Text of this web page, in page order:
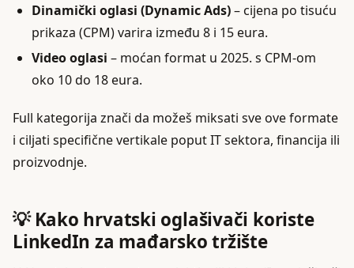
Dinamički oglasi (Dynamic Ads)– cijena po tisuću
prikaza (CPM) varira između 8 i 15 eura.
Video oglasi – moćan format u 2025. s CPM-om
oko 10 do 18 eura.
Full kategorija znači da možeš miksati sve ove formate
i ciljati specifične vertikale poput IT sektora, financija ili
proizvodnje.
💡 Kako hrvatski oglašivači koriste
LinkedIn za mađarsko tržište